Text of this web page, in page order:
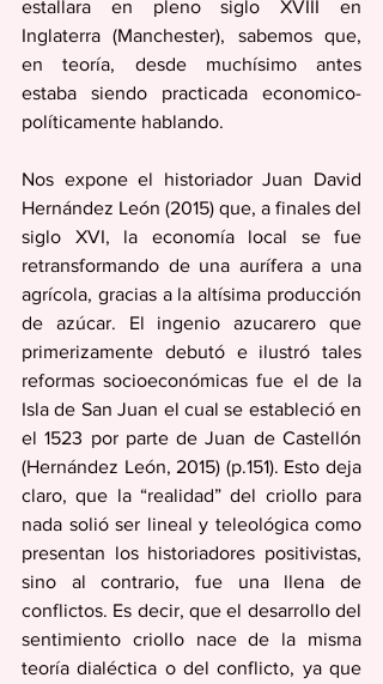
estallara en pleno siglo XVIII en
Inglaterra (Manchester), sabemos que,
en teoría, desde muchísimo antes
estaba siendo practicada economico-
políticamente hablando.
Nos expone el historiador Juan David
Hernández León (2015) que, a finales del
siglo XVI, la economía local se fue
retransformando de una aurífera a una
agrícola, gracias a la altísima producción
de azúcar. El ingenio azucarero que
primerizamente debutó e ilustró tales
reformas socioeconómicas fue el de la
Isla de San Juan el cual se estableció en
el 1523 por parte de Juan de Castellón
(Hernández León, 2015) (p.151). Esto deja
claro, que la “realidad” del criollo para
nada solió ser lineal y teleológica como
presentan los historiadores positivistas,
sino al contrario, fue una llena de
conflictos. Es decir, que el desarrollo del
sentimiento criollo nace de la misma
teoría dialéctica o del conflicto, ya que